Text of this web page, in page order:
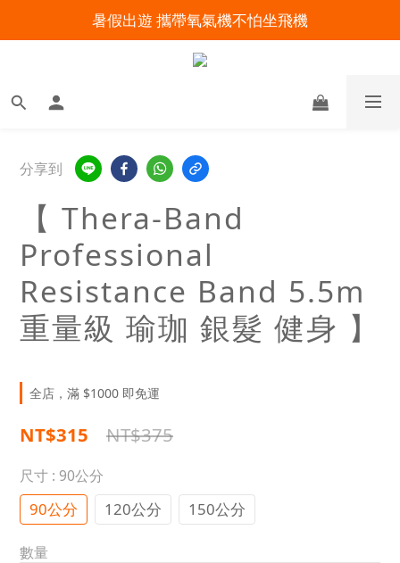
明陽來村全館免運優惠中
暑假出遊 攜帶氧氣機不怕坐飛機
明陽來村全館免運優惠中
分享到
【 Thera-Band
Professional
Resistance Band 5.5m
重量級 瑜珈 銀髮 健身 】
全店，滿 $1000 即免運
NT$375
NT$315
尺寸 : 90公分
90公分 120公分 150公分
數量